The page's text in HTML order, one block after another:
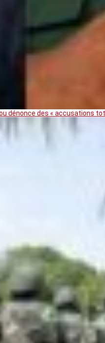
dénonce des « accusations